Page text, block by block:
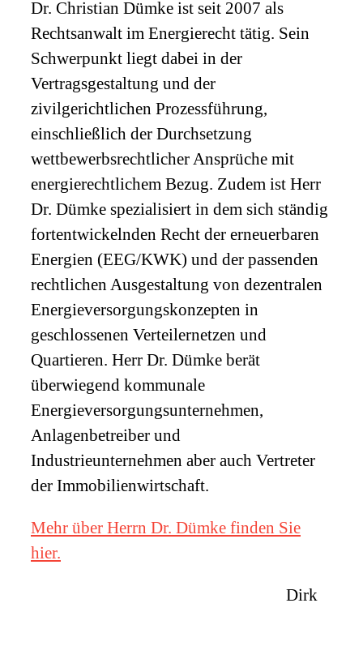
Dr. Christian Dümke ist seit 2007 als
Rechtsanwalt im Energierecht tätig. Sein
Schwerpunkt liegt dabei in der
Vertragsgestaltung und der
zivilgerichtlichen Prozessführung,
einschließlich der Durchsetzung
wettbewerbsrechtlicher Ansprüche mit
energierechtlichem Bezug. Zudem ist Herr
Dr. Dümke spezialisiert in dem sich ständig
fortentwickelnden Recht der erneuerbaren
Energien (EEG/KWK) und der passenden
rechtlichen Ausgestaltung von dezentralen
Energieversorgungskonzepten in
geschlossenen Verteilernetzen und
Quartieren. Herr Dr. Dümke berät
überwiegend kommunale
Energieversorgungsunternehmen,
Anlagenbetreiber und
Industrieunternehmen aber auch Vertreter
der Immobilienwirtschaft.
Mehr über Herrn Dr. Dümke finden Sie
hier.
Dirk